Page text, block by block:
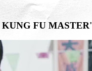
KUNG FU MASTER'